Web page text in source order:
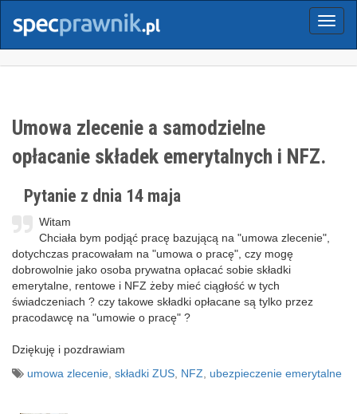
Menu
Umowa zlecenie a samodzielne
opłacanie składek emerytalnych i NFZ.
Pytanie z dnia 14 maja
Witam
Chciała bym podjąć pracę bazującą na "umowa zlecenie",
dotychczas pracowałam na "umowa o pracę", czy mogę
dobrowolnie jako osoba prywatna opłacać sobie składki
emerytalne, rentowe i NFZ żeby mieć ciągłość w tych
świadczeniach ? czy takowe składki opłacane są tylko przez
pracodawcę na "umowie o pracę" ?
Dziękuję i pozdrawiam
umowa zlecenie składki ZUS NFZ ubezpieczenie emerytalne